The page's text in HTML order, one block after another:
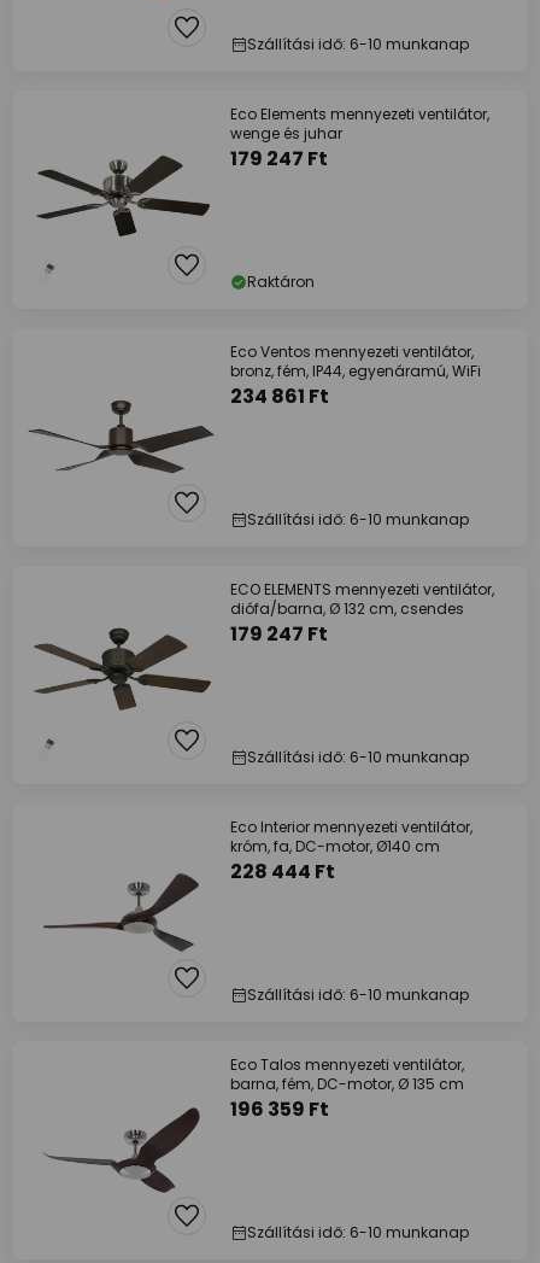
Szállítási idő: 6-10 munkanap
Eco Elements mennyezeti ventilátor,
wenge és juhar
179 247 Ft
Raktáron
Eco Ventos mennyezeti ventilátor,
bronz, fém, IP44, egyenáramú, WiFi
234 861 Ft
Szállítási idő: 6-10 munkanap
ECO ELEMENTS mennyezeti ventilátor,
diófa/barna, Ø 132 cm, csendes
179 247 Ft
Szállítási idő: 6-10 munkanap
Eco Interior mennyezeti ventilátor,
króm, fa, DC-motor, Ø140 cm
228 444 Ft
Szállítási idő: 6-10 munkanap
Eco Talos mennyezeti ventilátor,
barna, fém, DC-motor, Ø 135 cm
196 359 Ft
Szállítási idő: 6-10 munkanap